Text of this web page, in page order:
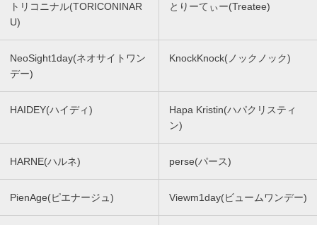
トリコニナル(TORICONINAR
U)
とりーてぃー(Treatee)
NeoSight1day(ネオサイトワン
デー)
KnockKnock(ノックノック)
HAIDEY(ハイディ)
Hapa Kristin(ハパクリスティ
ン)
HARNE(ハルネ) perse(パース)
PienAge(ピエナージュ) Viewm1day(ビュームワンデー)